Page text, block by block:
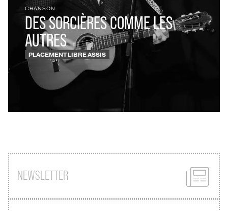
CHANSON
DES SORCIÈRES COMME LES
AUTRES
PLACEMENT LIBRE ASSIS
NEWSLETTER